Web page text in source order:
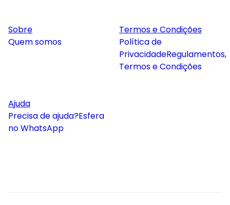
Sobre
Quem somos
Termos e Condições
Política de
PrivacidadeRegulamentos,
Termos e Condições
Ajuda
Precisa de ajuda?Esfera
no WhatsApp